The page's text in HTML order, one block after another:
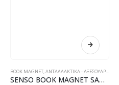
BOOK MAGNET,ΑΝΤΑΛΛΑΚΤΙΚΆ - ΑΞΕΣΟΥΆΡ ΥΠΟΛΟΓΙΣΤΏΝ - ΗΛΕΚΤΡΟΝΙΚΆ
SENSO BOOK MAGNET SAMSUNG A40 rose gold